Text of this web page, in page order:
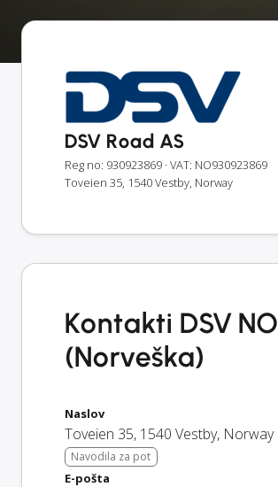
DSV Road AS
Reg no: 930923869 · VAT: NO930923869
Toveien 35, 1540 Vestby, Norway
Kontakti DSV NO
(Norveška)
Naslov
Toveien 35, 1540 Vestby, Norway
Navodila za pot
E-pošta